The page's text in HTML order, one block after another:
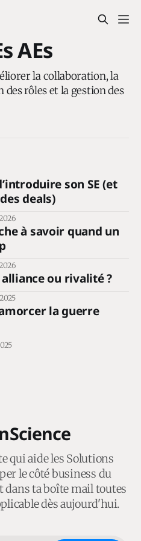
AEs
la collaboration, la
rôles et la gestion des
son SE (et
deals)
à savoir quand un
ou rivalité ?
la guerre
qui aide les Solutions
le côté business du
dans ta boîte mail toutes
dès aujourd'hui.